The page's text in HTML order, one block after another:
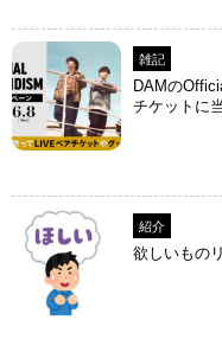
雑記
DAMの
チケットに
紹介
欲しいもの